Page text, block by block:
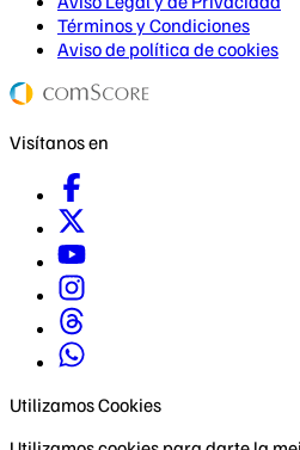
Términos y Condiciones
Aviso de política de cookies
Visítanos en
Utilizamos Cookies